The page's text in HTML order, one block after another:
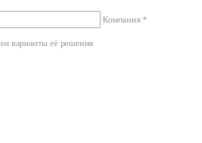
Компания *
варианты её решения